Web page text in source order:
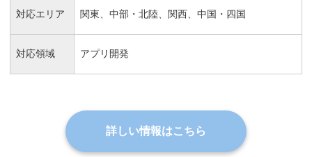
対応エリア 関東、中部・北陸、関西、中国・四国
対応領域 アプリ開発
詳しい情報はこちら